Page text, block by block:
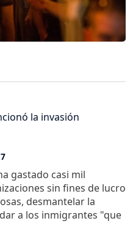
la invasión
gastado casi mil
sin fines de lucro
desmantelar la
a los inmigrantes "que